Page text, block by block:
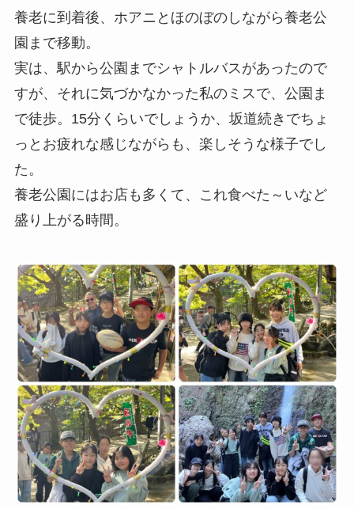
養老に到着後、ホアニとほのぼのしながら養老公
園まで移動。
実は、駅から公園までシャトルバスがあったので
すが、それに気づかなかった私のミスで、公園ま
で徒歩。15分くらいでしょうか、坂道続きでちょ
っとお疲れな感じながらも、楽しそうな様子でし
た。
養老公園にはお店も多くて、これ食べた～いなど
盛り上がる時間。